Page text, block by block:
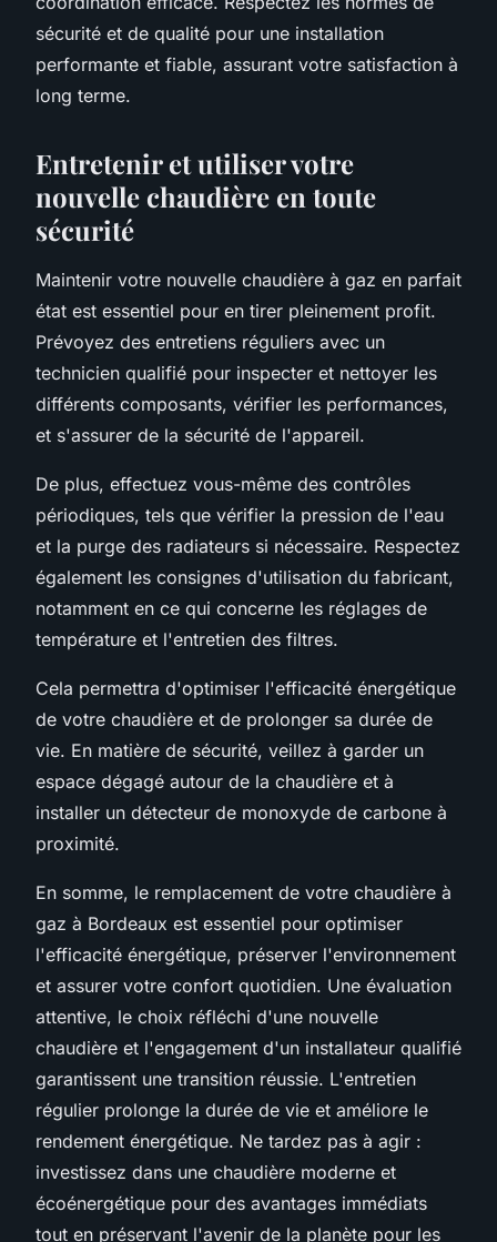
sécurité et de qualité pour une installation
performante et fiable, assurant votre satisfaction à
long terme.
Entretenir et utiliser votre
nouvelle chaudière en toute
sécurité
Maintenir votre nouvelle chaudière à gaz en parfait
état est essentiel pour en tirer pleinement profit.
Prévoyez des entretiens réguliers avec un
technicien qualifié pour inspecter et nettoyer les
différents composants, vérifier les performances,
et s'assurer de la sécurité de l'appareil.
De plus, effectuez vous-même des contrôles
périodiques, tels que vérifier la pression de l'eau
et la purge des radiateurs si nécessaire. Respectez
également les consignes d'utilisation du fabricant,
notamment en ce qui concerne les réglages de
température et l'entretien des filtres.
Cela permettra d'optimiser l'efficacité énergétique
de votre chaudière et de prolonger sa durée de
vie. En matière de sécurité, veillez à garder un
espace dégagé autour de la chaudière et à
installer un détecteur de monoxyde de carbone à
proximité.
En somme, le remplacement de votre chaudière à
gaz à Bordeaux est essentiel pour optimiser
l'efficacité énergétique, préserver l'environnement
et assurer votre confort quotidien. Une évaluation
attentive, le choix réfléchi d'une nouvelle
chaudière et l'engagement d'un installateur qualifié
garantissent une transition réussie. L'entretien
régulier prolonge la durée de vie et améliore le
rendement énergétique. Ne tardez pas à agir :
investissez dans une chaudière moderne et
écoénergétique pour des avantages immédiats
tout en préservant l'avenir de la planète pour les